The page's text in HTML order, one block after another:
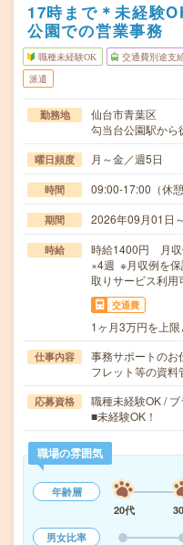
17時まで＊未経験
公園での営業事務
職種未経験OK 交通費別途支
派遣
勤務地
仙台市青葉区
勾当台公園駅か
曜日頻度 月～金／週5日
時間 09:00-17:00（休
期間 2026年09月01日
時給
時給1400円 月収
×4週 ※月収例を
取りサービス利用
交通費
1ヶ月3万円を上
仕事内容
事務サポートのお
フレット等の資
応募資格
職種未経験OK /
■未経験OK！
職場の雰囲気
年齢層
20代
男女比率